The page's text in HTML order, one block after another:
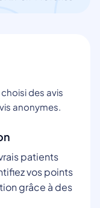
des avis
anonymes.
patients
vos points
grâce à des